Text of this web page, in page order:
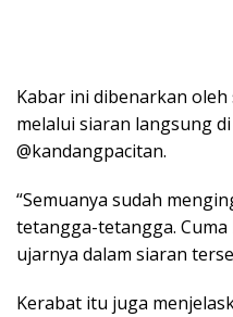
Kabar ini dibenarkan
melalui siaran langsung
@kandangpacitan.
“Semuanya sudah
tetangga-tetangga.
ujarnya dalam siaran
Kerabat itu juga